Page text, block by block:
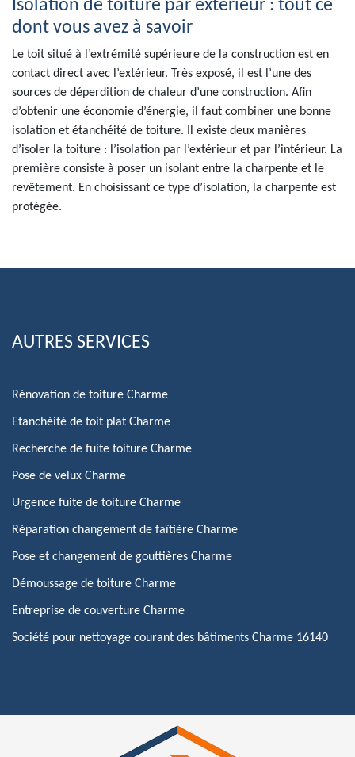
Isolation de toiture par extérieur : tout ce
dont vous avez à savoir
Le toit situé à l’extrémité supérieure de la construction est en
contact direct avec l’extérieur. Très exposé, il est l’une des
sources de déperdition de chaleur d’une construction. Afin
d’obtenir une économie d’énergie, il faut combiner une bonne
isolation et étanchéité de toiture. Il existe deux manières
d’isoler la toiture : l’isolation par l’extérieur et par l’intérieur. La
première consiste à poser un isolant entre la charpente et le
revêtement. En choisissant ce type d’isolation, la charpente est
protégée.
AUTRES SERVICES
Rénovation de toiture Charme
Etanchéité de toit plat Charme
Recherche de fuite toiture Charme
Pose de velux Charme
Urgence fuite de toiture Charme
Réparation changement de faîtière Charme
Pose et changement de gouttières Charme
Démoussage de toiture Charme
Entreprise de couverture Charme
Société pour nettoyage courant des bâtiments Charme 16140